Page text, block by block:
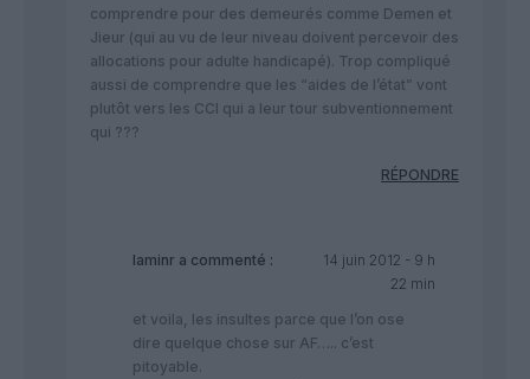
comprendre pour des demeurés comme Demen et
Jieur (qui au vu de leur niveau doivent percevoir des
allocations pour adulte handicapé). Trop compliqué
aussi de comprendre que les “aides de l’état” vont
plutôt vers les CCI qui a leur tour subventionnement
qui ???
RÉPONDRE
laminr a commenté :
14 juin 2012 - 9 h
22 min
et voila, les insultes parce que l’on ose
dire quelque chose sur AF….. c’est
pitoyable.